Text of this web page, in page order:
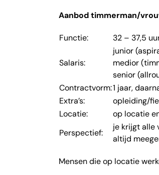
Aanbod timmerman/
Functie: 32 – 37,5
Salaris:
junior
medior
senior
Contractvorm:1 jaar,
Extra’s:
opleiding/
Locatie:
op locatie
Perspectief:
je krijgt alle
altijd
Mensen die op locatie